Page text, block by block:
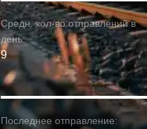
Средн. кол-во отправлений в
день:
9
Последнее отправление: